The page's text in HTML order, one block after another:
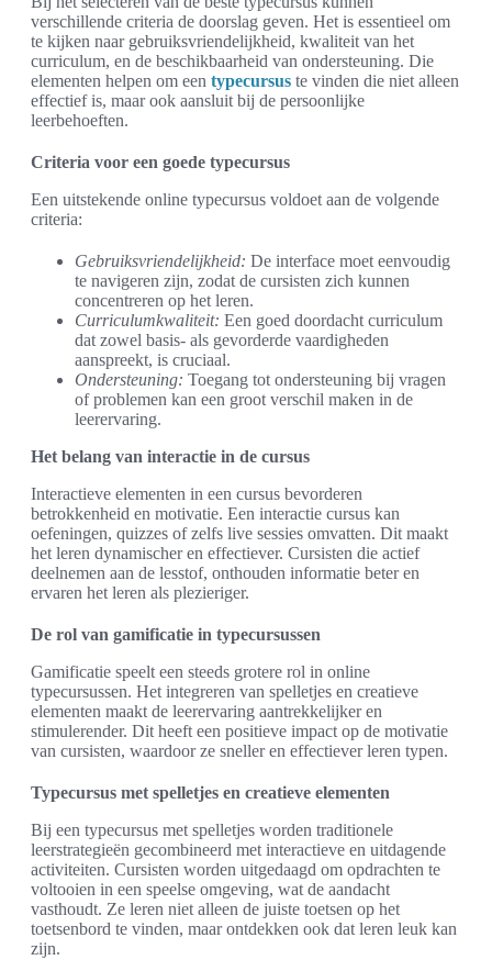
verschillende criteria de doorslag geven. Het is essentieel om
te kijken naar gebruiksvriendelijkheid, kwaliteit van het
curriculum, en de beschikbaarheid van ondersteuning. Die
elementen helpen om een typecursus te vinden die niet alleen
effectief is, maar ook aansluit bij de persoonlijke
leerbehoeften.
Criteria voor een goede typecursus
Een uitstekende online typecursus voldoet aan de volgende
criteria:
Gebruiksvriendelijkheid: De interface moet eenvoudig
te navigeren zijn, zodat de cursisten zich kunnen
concentreren op het leren.
Curriculumkwaliteit: Een goed doordacht curriculum
dat zowel basis- als gevorderde vaardigheden
aanspreekt, is cruciaal.
Ondersteuning: Toegang tot ondersteuning bij vragen
of problemen kan een groot verschil maken in de
leerervaring.
Het belang van interactie in de cursus
Interactieve elementen in een cursus bevorderen
betrokkenheid en motivatie. Een interactie cursus kan
oefeningen, quizzes of zelfs live sessies omvatten. Dit maakt
het leren dynamischer en effectiever. Cursisten die actief
deelnemen aan de lesstof, onthouden informatie beter en
ervaren het leren als plezieriger.
De rol van gamificatie in typecursussen
Gamificatie speelt een steeds grotere rol in online
typecursussen. Het integreren van spelletjes en creatieve
elementen maakt de leerervaring aantrekkelijker en
stimulerender. Dit heeft een positieve impact op de motivatie
van cursisten, waardoor ze sneller en effectiever leren typen.
Typecursus met spelletjes en creatieve elementen
Bij een typecursus met spelletjes worden traditionele
leerstrategieën gecombineerd met interactieve en uitdagende
activiteiten. Cursisten worden uitgedaagd om opdrachten te
voltooien in een speelse omgeving, wat de aandacht
vasthoudt. Ze leren niet alleen de juiste toetsen op het
toetsenbord te vinden, maar ontdekken ook dat leren leuk kan
zijn.